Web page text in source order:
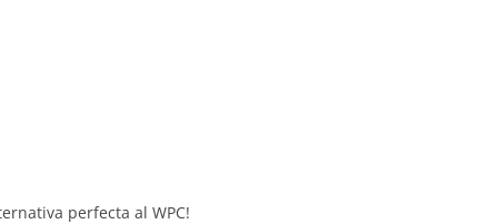
perfecta al WPC!